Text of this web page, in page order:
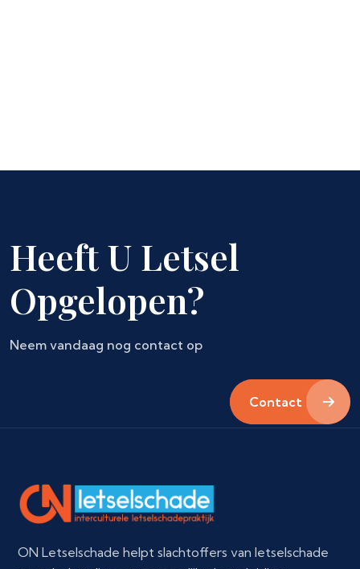
Heeft U Letsel
Opgelopen?
Neem vandaag nog contact op
Contact
ON Letselschade helpt slachtoffers van letselschade